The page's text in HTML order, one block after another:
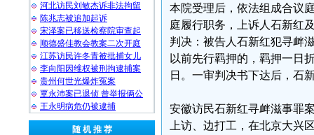
河北访民刘敏杰诉非法拘留
陈兆志被追加起诉
宋泽案已移送检察院审查起
顺德盛佳教会教案二次开庭
江苏访民许冬青被批捕女儿
李向阳因维权被刑拘逮捕案
贵州何世光爆炸冤案
覃永沛案已退侦 曾举报俩公
王永明病危仍被逮捕
随 机 推 荐
本院受理后，依法组成合议
庭履行职务，上诉人石新红
判决：被告人石新红犯寻衅
以前先行羁押的，羁押一日
日。一审判决书下达后，石
安徽访民石新红寻衅滋事罪
上访、边打工，在北京大兴